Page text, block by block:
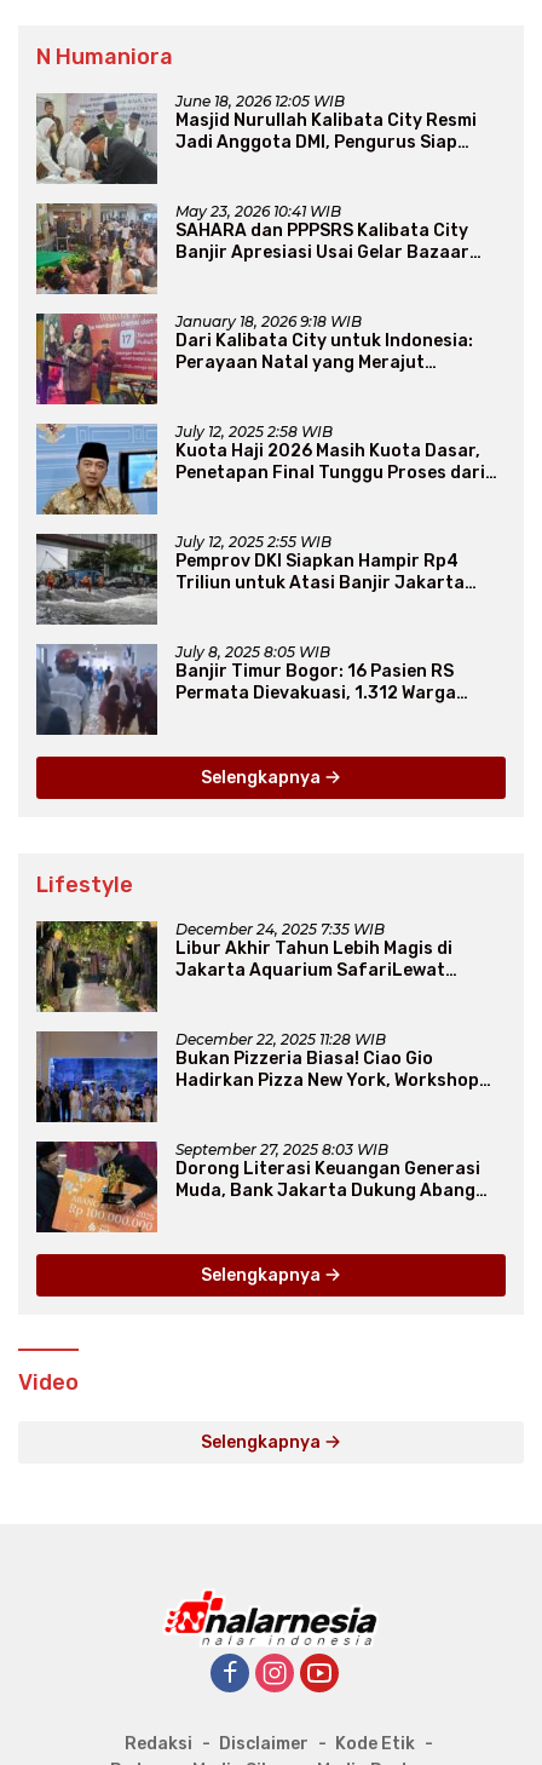
N Humaniora
June 18, 2026 12:05 WIB
Masjid Nurullah Kalibata City Resmi
Jadi Anggota DMI, Pengurus Siap
May 23, 2026 10:41 WIB
SAHARA dan PPPSRS Kalibata City
Banjir Apresiasi Usai Gelar Bazaar
January 18, 2026 9:18 WIB
Dari Kalibata City untuk Indonesia:
Perayaan Natal yang Merajut
July 12, 2025 2:58 WIB
Kuota Haji 2026 Masih Kuota Dasar,
Penetapan Final Tunggu Proses dari
July 12, 2025 2:55 WIB
Pemprov DKI Siapkan Hampir Rp4
Triliun untuk Atasi Banjir Jakarta
July 8, 2025 8:05 WIB
Banjir Timur Bogor: 16 Pasien RS
Permata Dievakuasi, 1.312 Warga
Selengkapnya
Lifestyle
December 24, 2025 7:35 WIB
Libur Akhir Tahun Lebih Magis di
Jakarta Aquarium SafariLewat
December 22, 2025 11:28 WIB
Bukan Pizzeria Biasa! Ciao Gio
Hadirkan Pizza New York, Workshop
September 27, 2025 8:03 WIB
Dorong Literasi Keuangan Generasi
Muda, Bank Jakarta Dukung Abang
Selengkapnya
Video
Selengkapnya
Redaksi Disclaimer
Kode Etik